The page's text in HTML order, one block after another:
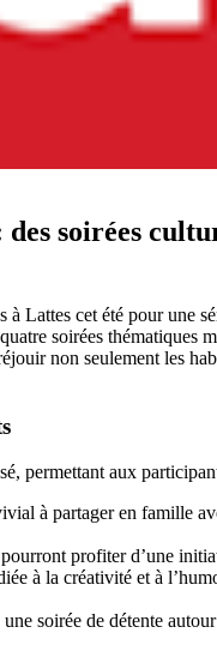
soirées
Lattes cet été pour une
soirées thématiques
non seulement les
permettant aux
à partager en famille
profiter d’une
à la créativité et à
soirée de détente